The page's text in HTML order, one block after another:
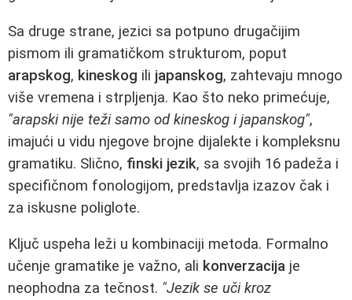
Sa druge strane, jezici sa potpuno drugačijim
pismom ili gramatičkom strukturom, poput
arapskog, kineskog ili japanskog, zahtevaju mnogo
više vremena i strpljenja. Kao što neko primećuje,
"arapski nije teži samo od kineskog i japanskog",
imajući u vidu njegove brojne dijalekte i kompleksnu
gramatiku. Slično, finski jezik, sa svojih 16 padeža i
specifičnom fonologijom, predstavlja izazov čak i
za iskusne poliglote.
Ključ uspeha leži u kombinaciji metoda. Formalno
učenje gramatike je važno, ali konverzacija je
neophodna za tečnost. "Jezik se uči kroz